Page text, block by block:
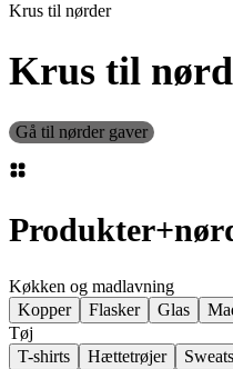
Krus til nørder
Krus til
Gå til nørder gaver
Produkter+
Køkken og madlavning
Kopper
Flasker Glas
Tøj
T-shirts
Hættetrøjer